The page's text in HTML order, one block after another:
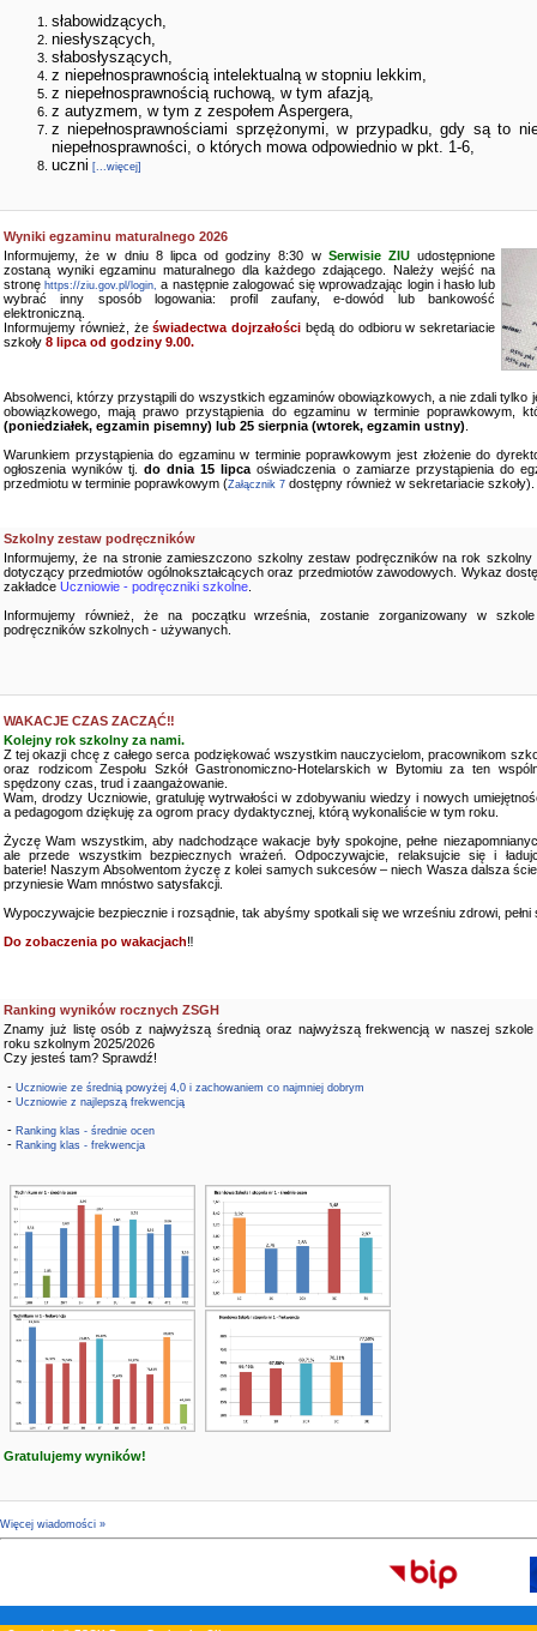
słabowidzących,
niesłyszących,
słabosłyszących,
z niepełnosprawnością intelektualną w stopniu lekkim,
z niepełnosprawnością ruchową, w tym afazją,
z autyzmem, w tym z zespołem Aspergera,
z niepełnosprawnościami sprzężonymi, w przypadku, gdy są to
niepełnosprawności, o których mowa odpowiednio w pkt. 1-6,
uczni [...więcej]
Wyniki egzaminu maturalnego 2026
Informujemy, że w dniu 8 lipca od godziny 8:30 w Serwisie ZIU udostępnione
zostaną wyniki egzaminu maturalnego dla każdego zdającego. Należy wejść na
stronęhttps://ziu.gov.pl/login, a następnie zalogować się wprowadzając login i hasło lub
wybrać inny sposób logowania: profil zaufany, e-dowód lub bankowość
elektroniczną.
Informujemy również, żeświadectwa dojrzałości będą do odbioru w sekretariacie
szkoły 8 lipca od godziny 9.00.
Absolwenci, którzy przystąpili do wszystkich egzaminów obowiązkowych, a nie zdali tylko
obowiązkowego, mają prawo przystąpienia do egzaminu w terminie poprawkowym,
(poniedziałek, egzamin pisemny) lub 25 sierpnia (wtorek, egzamin ustny)
Warunkiem przystąpienia do egzaminu w terminie poprawkowym jest złożenie do
ogłoszenia wyników tj.do dnia 15 lipca oświadczenia o zamiarze przystąpienia do
przedmiotu w terminie poprawkowym (Załącznik 7 dostępny również w sekretariacie szkoły).
Szkolny zestaw podręczników
Informujemy, że na stronie zamieszczono szkolny zestaw podręczników na rok szkolny
dotyczący przedmiotów ogólnokształcących oraz przedmiotów zawodowych. Wykaz
zakładce Uczniowie - podręczniki szkolne
Informujemy również, że na początku września, zostanie zorganizowany w
podręczników szkolnych - używanych.
WAKACJE CZAS ZACZĄĆ‼️
Kolejny rok szkolny za nami.
Z tej okazji chcę z całego serca podziękować wszystkim nauczycielom, pracownikom
oraz rodzicom Zespołu Szkół Gastronomiczno-Hotelarskich w Bytomiu za ten
spędzony czas, trud i zaangażowanie.
Wam, drodzy Uczniowie, gratuluję wytrwałości w zdobywaniu wiedzy i nowych
a pedagogom dziękuję za ogrom pracy dydaktycznej, którą wykonaliście w tym roku.
Życzę Wam wszystkim, aby nadchodzące wakacje były spokojne, pełne
ale przede wszystkim bezpiecznych wrażeń. Odpoczywajcie, relaksujcie się i
baterie! Naszym Absolwentom życzę z kolei samych sukcesów – niech Wasza dalsza
przyniesie Wam mnóstwo satysfakcji.
Wypoczywajcie bezpiecznie i rozsądnie, tak abyśmy spotkali się we wrześniu zdrowi, pełni
Do zobaczenia po wakacjach‼️
Ranking wyników rocznych ZSGH
Znamy już listę osób z najwyższą średnią oraz najwyższą frekwencją w naszej szkole
roku szkolnym 2025/2026
Czy jesteś tam? Sprawdź!
- Uczniowie ze średnią powyżej 4,0 i zachowaniem co najmniej dobrym
- Uczniowie z najlepszą frekwencją
- Ranking klas - średnie ocen
- Ranking klas - frekwencja
Gratulujemy wyników!
Więcej wiadomości »